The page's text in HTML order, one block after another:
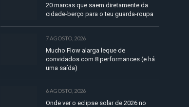
20 marcas que saem diretamente da
cidade-berço para o teu guarda-roupa
7 AGOSTO, 2026
Mucho Flow alarga leque de
convidados com 8 performances (e há
uma saída)
6 AGOSTO, 2026
Onde ver o eclipse solar de 2026 no